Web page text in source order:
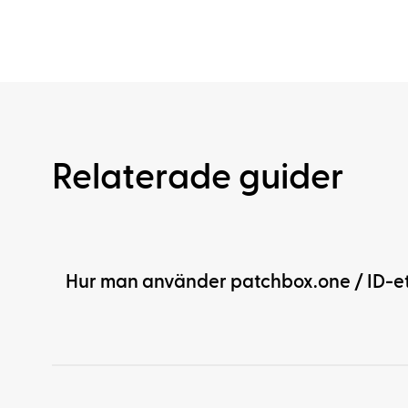
Relaterade guider
Hur man använder patchbox.one / ID-